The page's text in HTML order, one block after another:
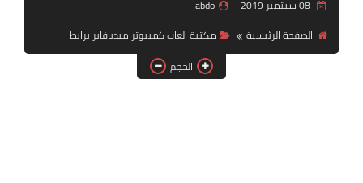
08 سبتمبر 2019
abdo
الصفحة الرئيسية
مكتبة العاب كمبيوتر ميديافاير برابط
الحجم